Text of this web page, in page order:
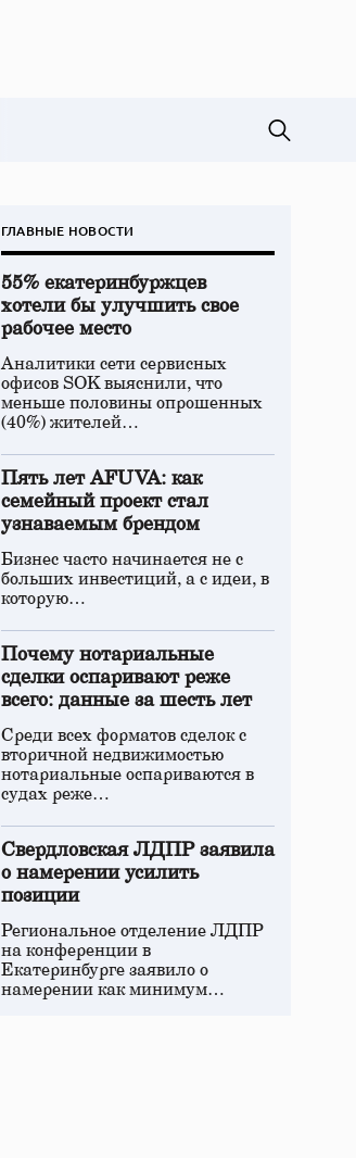
ГЛАВНЫЕ НОВОСТИ
55% екатеринбуржцев
хотели бы улучшить свое
рабочее место
Аналитики сети сервисных
офисов SOK выяснили, что
меньше половины опрошенных
(40%) жителей…
Пять лет AFUVA: как
семейный проект стал
узнаваемым брендом
Бизнес часто начинается не с
больших инвестиций, а с идеи, в
которую…
Почему нотариальные
сделки оспаривают реже
всего: данные за шесть лет
Среди всех форматов сделок с
вторичной недвижимостью
нотариальные оспариваются в
судах реже…
Свердловская ЛДПР заявила
о намерении усилить
позиции
Региональное отделение ЛДПР
на конференции в
Екатеринбурге заявило о
намерении как минимум…